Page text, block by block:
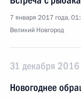
7 января 2017 года,
Великий Новгород
31 декабря 2016
Новогоднее